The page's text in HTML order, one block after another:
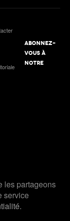
à Nanjing :
à Apeldoorn
| Jour 9 :
en plein air
grande
ABONNEZ-
VOUS À
NOTRE
les partageons
service